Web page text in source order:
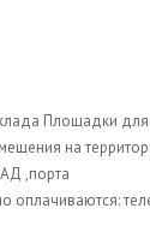
Площадки
на
,порта